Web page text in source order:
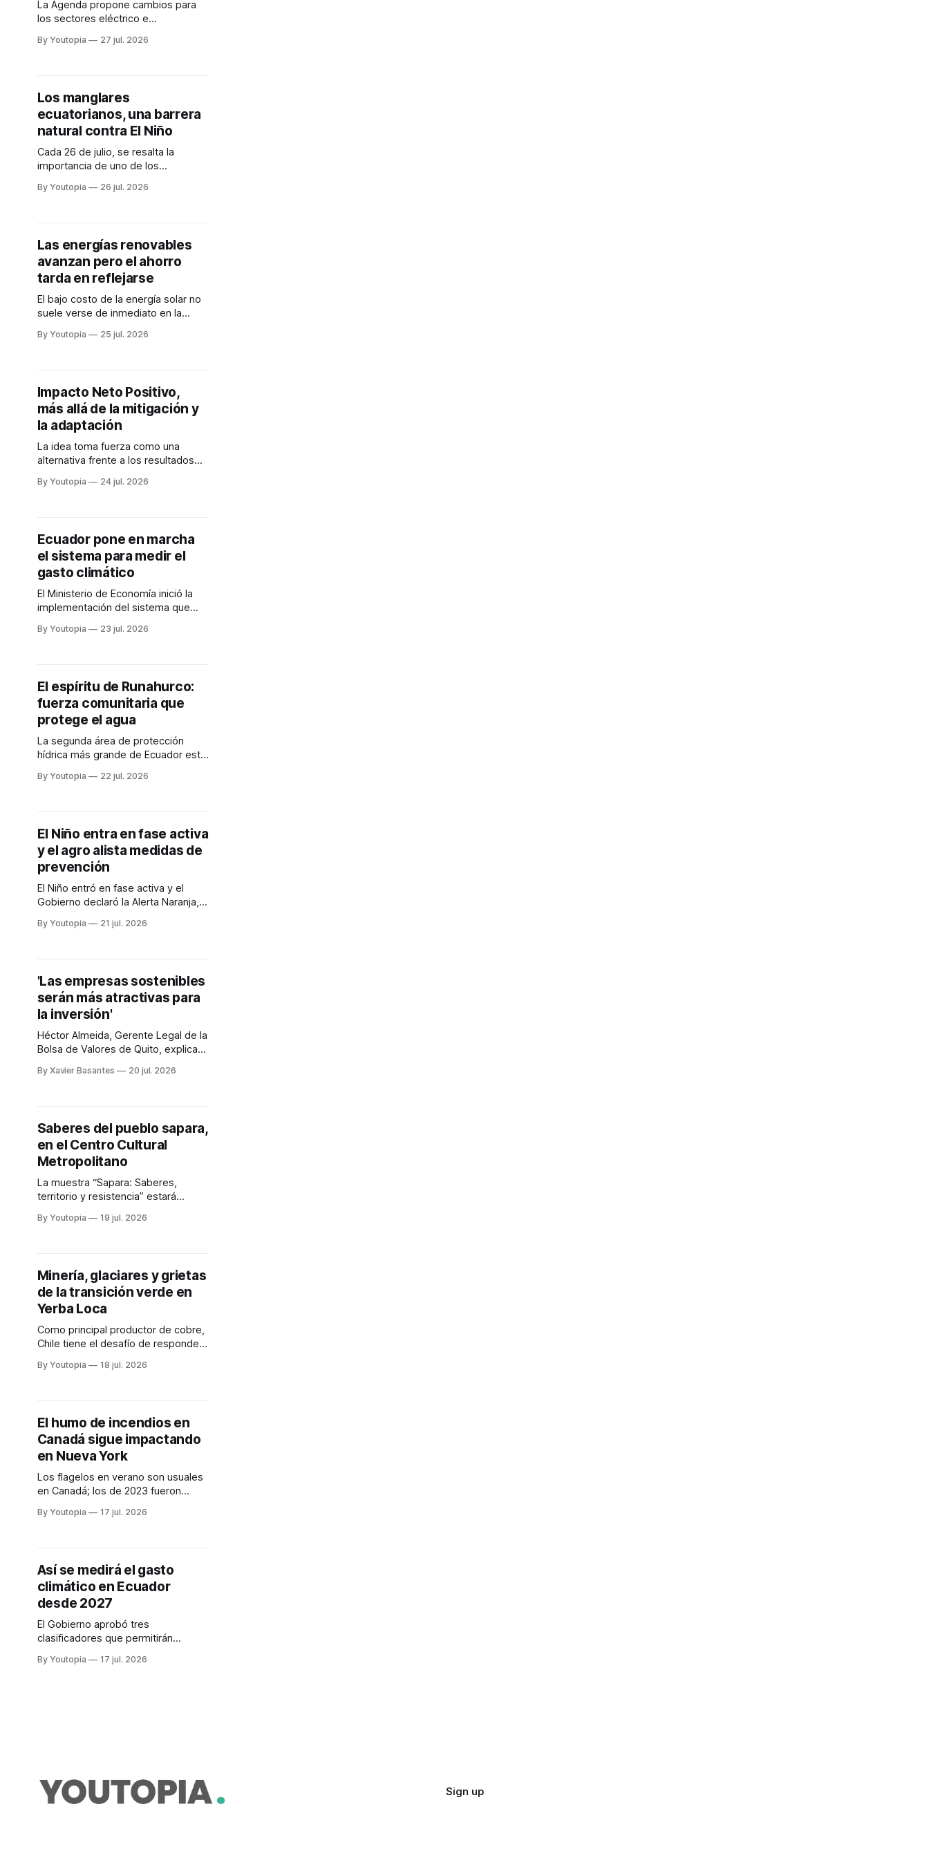
La Agenda propone cambios para
los sectores eléctrico e
pero no establece metas,
By Youtopia 27 jul. 2026
Los manglares
ecuatorianos, una barrera
natural contra El Niño
Cada 26 de julio, se resalta la
importancia de uno de los
más amenazados del planeta. En
By Youtopia 26 jul. 2026
Las energías renovables
avanzan pero el ahorro
tarda en reflejarse
El bajo costo de la energía solar no
suele verse de inmediato en la
integrar múltiples fuentes de
By Youtopia 25 jul. 2026
Impacto Neto Positivo,
más allá de la mitigación y
la adaptación
La idea toma fuerza como una
alternativa frente a los resultados
ejemplos que parten de alianzas
By Youtopia 24 jul. 2026
Ecuador pone en marcha
el sistema para medir el
gasto climático
El Ministerio de Economía inició la
implementación del sistema que
pública en cambio climático,
By Youtopia 23 jul. 2026
El espíritu de Runahurco:
fuerza comunitaria que
protege el agua
La segunda área de protección
hídrica más grande de Ecuador está
de cómo se organizó una
By Youtopia 22 jul. 2026
El Niño entra en fase activa
y el agro alista medidas de
prevención
El Niño entró en fase activa y el
Gobierno declaró la Alerta Naranja,
agro se activan medidas
By Youtopia 21 jul. 2026
'Las empresas sostenibles
serán más atractivas para
la inversión'
Héctor Almeida, Gerente Legal de la
Bolsa de Valores de Quito, explica
sostenibles y los bonos
By Xavier Basantes 20 jul. 2026
Saberes del pueblo sapara,
en el Centro Cultural
Metropolitano
La muestra “Sapara: Saberes,
territorio y resistencia” estará
de 2026. Los sapara viven a orillas
By Youtopia 19 jul. 2026
Minería, glaciares y grietas
de la transición verde en
Yerba Loca
Como principal productor de cobre,
Chile tiene el desafío de responder
energética global. El caso de un
By Youtopia 18 jul. 2026
El humo de incendios en
Canadá sigue impactando
en Nueva York
Los flagelos en verano son usuales
en Canadá; los de 2023 fueron
Estados Unidos. La final del Mundial
By Youtopia 17 jul. 2026
Así se medirá el gasto
climático en Ecuador
desde 2027
El Gobierno aprobó tres
clasificadores que permitirán
en cambio climático, ambiente y
By Youtopia 17 jul. 2026
Sign up